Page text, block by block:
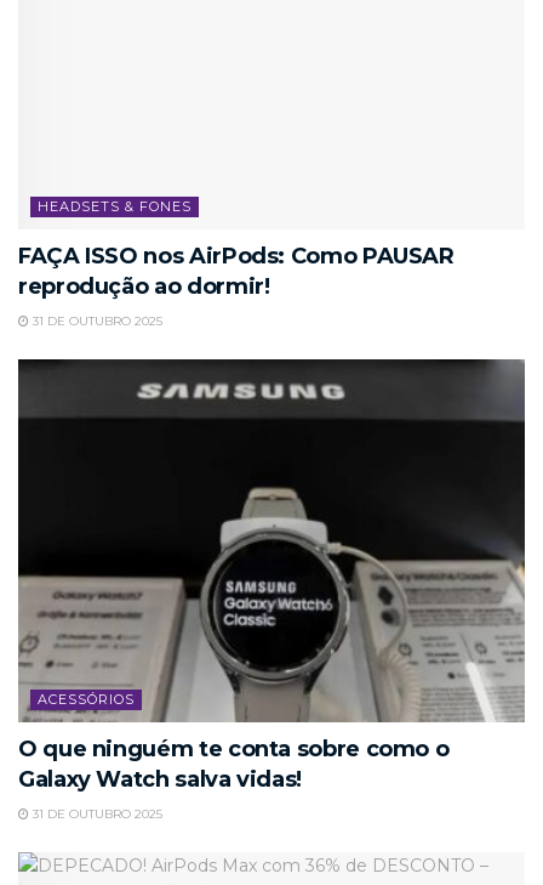
HEADSETS & FONES
FAÇA ISSO nos AirPods: Como PAUSAR
reprodução ao dormir!
31 DE OUTUBRO 2025
ACESSÓRIOS
O que ninguém te conta sobre como o
Galaxy Watch salva vidas!
31 DE OUTUBRO 2025